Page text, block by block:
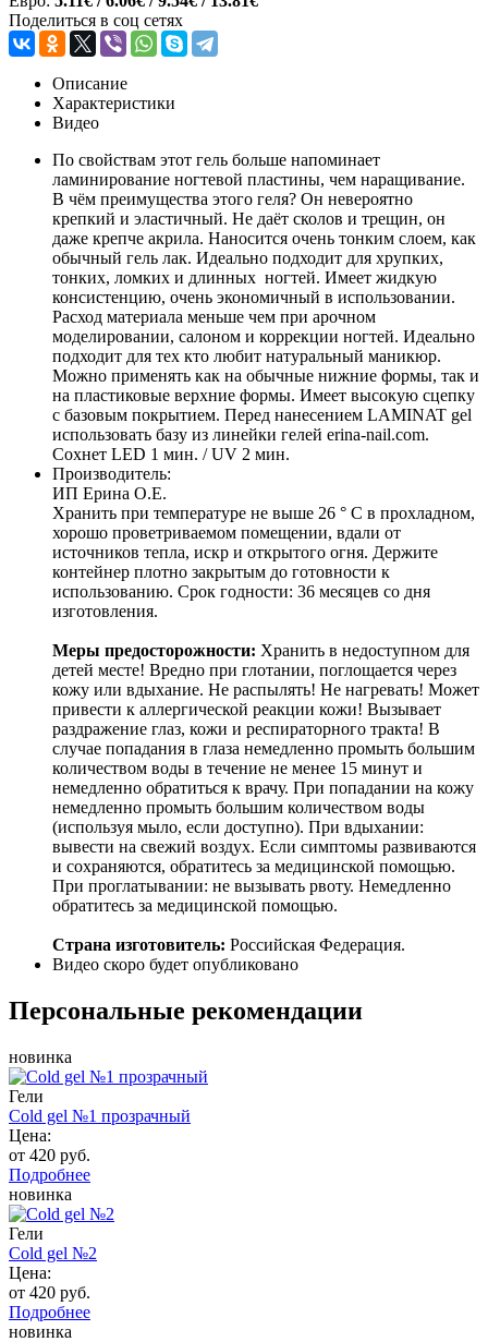
Поделиться в соц сетях
Описание
Характеристики
Видео
По свойствам этот гель больше напоминает
ламинирование ногтевой пластины, чем наращивание.
В чём преимущества этого геля? Он невероятно
крепкий и эластичный. Не даёт сколов и трещин, он
даже крепче акрила. Наносится очень тонким слоем, как
обычный гель лак. Идеально подходит для хрупких,
тонких, ломких и длинных ногтей. Имеет жидкую
консистенцию, очень экономичный в использовании.
Расход материала меньше чем при арочном
моделировании, салоном и коррекции ногтей. Идеально
подходит для тех кто любит натуральный маникюр.
Можно применять как на обычные нижние формы, так и
на пластиковые верхние формы. Имеет высокую сцепку
с базовым покрытием. Перед нанесением LAMINAT gel
использовать базу из линейки гелей erina-nail.com.
Сохнет LED 1 мин. / UV 2 мин.
Производитель:
ИП Ерина О.Е.
Хранить при температуре не выше 26 ° C в прохладном,
хорошо проветриваемом помещении, вдали от
источников тепла, искр и открытого огня. Держите
контейнер плотно закрытым до готовности к
использованию. Срок годности: 36 месяцев со дня
изготовления.
Меры предосторожности: Хранить в недоступном для
детей месте! Вредно при глотании, поглощается через
кожу или вдыхание. Не распылять! Не нагревать! Может
привести к аллергической реакции кожи! Вызывает
раздражение глаз, кожи и респираторного тракта! В
случае попадания в глаза немедленно промыть большим
количеством воды в течение не менее 15 минут и
немедленно обратиться к врачу. При попадании на кожу
немедленно промыть большим количеством воды
(используя мыло, если доступно). При вдыхании:
вывести на свежий воздух. Если симптомы развиваются
и сохраняются, обратитесь за медицинской помощью.
При проглатывании: не вызывать рвоту. Немедленно
обратитесь за медицинской помощью.
Страна изготовитель: Российская Федерация.
Видео скоро будет опубликовано
Персональные рекомендации
новинка
Гели
Cold gel №1 прозрачный
Цена:
от 420 руб.
Подробнее
новинка
Гели
Cold gel №2
Цена:
от 420 руб.
Подробнее
новинка